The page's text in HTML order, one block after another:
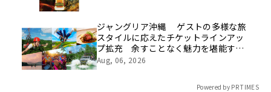
ジャングリア沖縄 ゲストの多様な旅
スタイルに応えたチケットラインアッ
プ拡充 余すことなく魅力を堪能する
「ロイヤルチケット」新登場
Aug, 06, 2026
Powered by PR TIMES